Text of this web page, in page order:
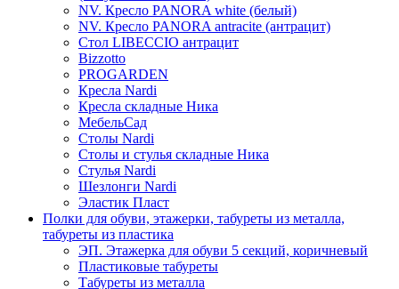
NV. Кресло PANORA white (белый)
NV. Кресло PANORA antracite (антрацит)
Стол LIBECCIO антрацит
Bizzotto
PROGARDEN
Кресла Nardi
Кресла складные Ника
МебельСад
Столы Nardi
Столы и стулья складные Ника
Стулья Nardi
Шезлонги Nardi
Эластик Пласт
Полки для обуви, этажерки, табуреты из металла,
табуреты из пластика
ЭП. Этажерка для обуви 5 секций, коричневый
Пластиковые табуреты
Табуреты из металла